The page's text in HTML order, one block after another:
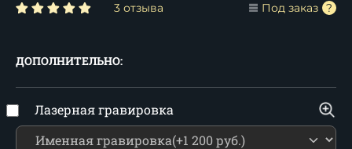
3 отзыва Под заказ
ДОПОЛНИТЕЛЬНО:
Лазерная гравировка